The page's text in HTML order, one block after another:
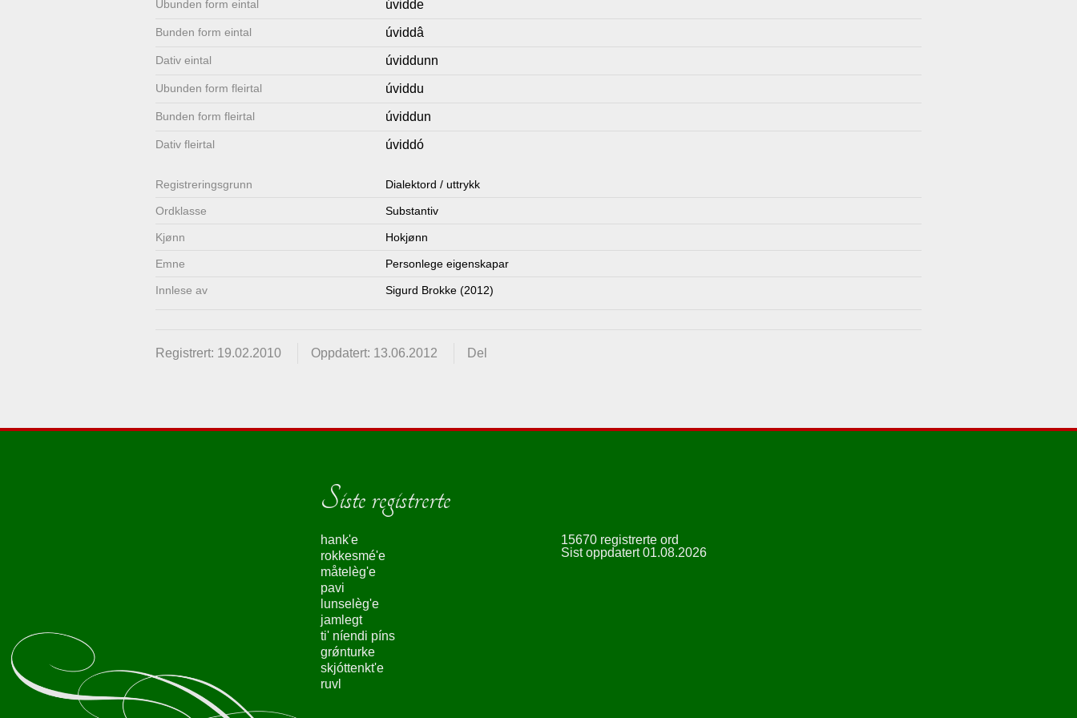
Ubunden form eintal úvidde
Bunden form eintal úviddâ
Dativ eintal úviddunn
Ubunden form fleirtal úviddu
Bunden form fleirtal úviddun
Dativ fleirtal úviddó
Registrerings­grunn Dialektord / uttrykk
Ordklasse Substantiv
Kjønn Hokjønn
Emne Personlege eigenskapar
Innlese av Sigurd Brokke (2012)
Registrert: 19.02.2010 Oppdatert: 13.06.2012 Del
Siste registrerte
hank'e
rokkesmé'e
måtelèg'e
pavi
lunselèg'e
jamlegt
ti' níendi píns
grǿnturke
skjóttenkt'e
ruvl
15670 registrerte ord
Sist oppdatert 01.08.2026